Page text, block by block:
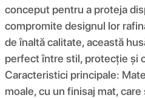
conceput pentru a proteja
compromite designul lor
de înaltă calitate, această
perfect între stil, protecție și
Caracteristici principale:
moale, cu un finisaj mat,